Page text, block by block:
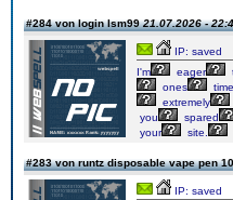
#284 von login lsm9921.07.2026 -
IP: saved
I'm
eager
ones
time
extremely
you
spared
your
site.
#283 von runtz disposable vape pen
IP: saved